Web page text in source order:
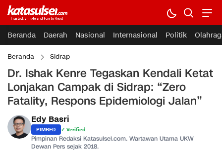
Beranda Daerah Nasional Internasional Politik
Beranda Sidrap
Dr. Ishak Kenre Tegaskan Kendali Ketat
Lonjakan Campak di Sidrap: “Zero
Fatality, Respons Epidemiologi Jalan”
Edy Basri
PIMRED ✓ Verified
Pimpinan Redaksi Katasulsel.com. Wartawan Utama UKW
Dewan Pers sejak 2018.